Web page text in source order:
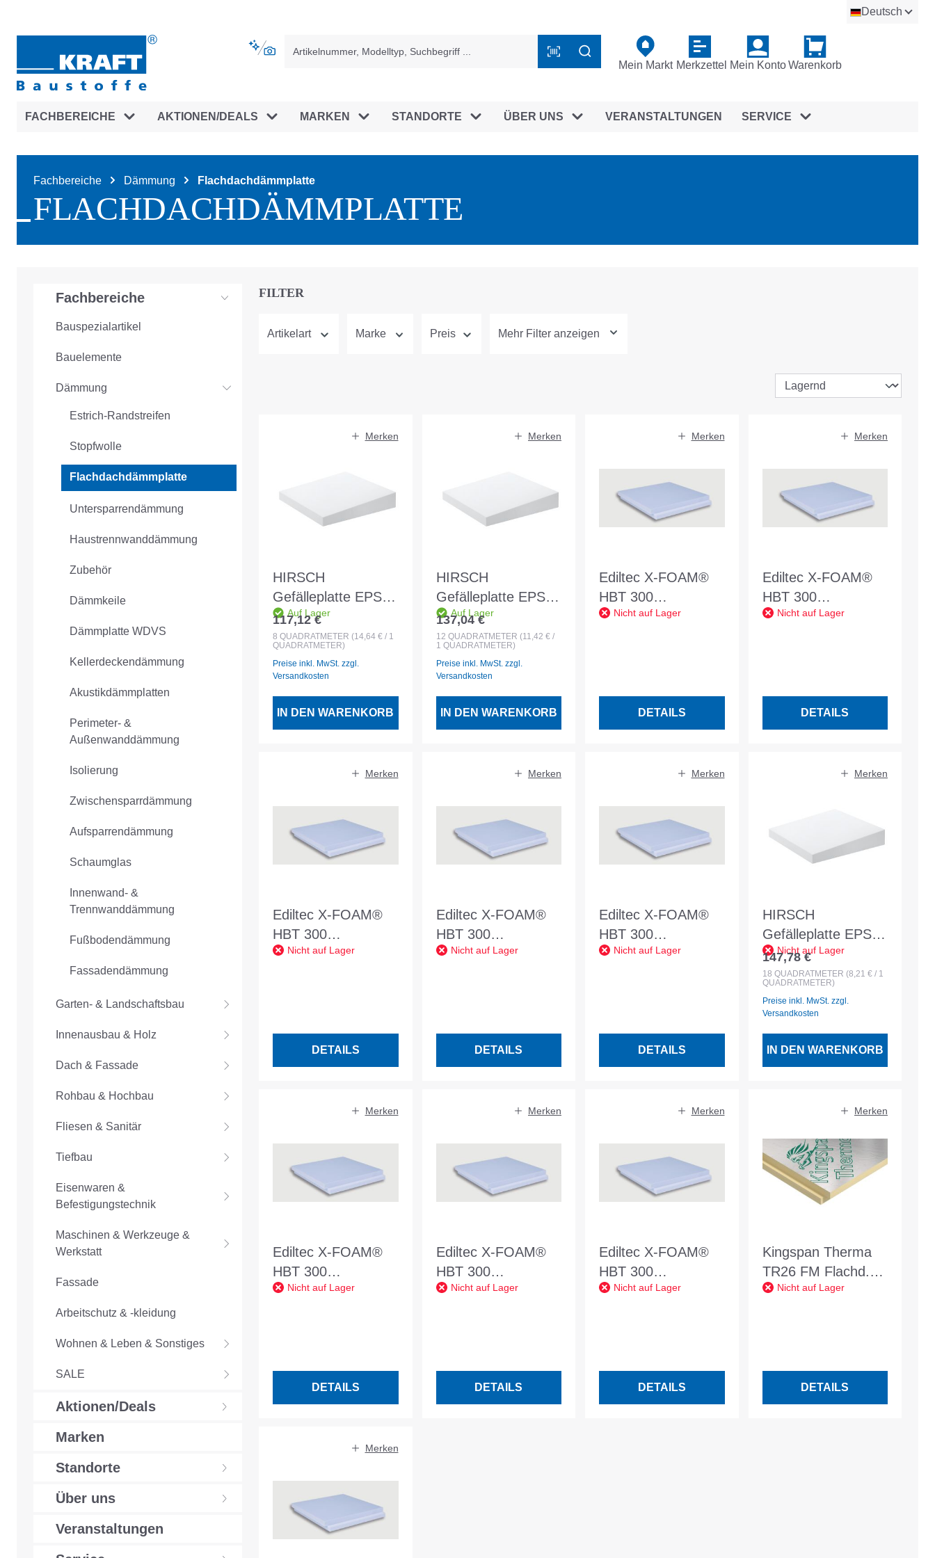
Deutsch
Mein Markt Merkzettel Mein KontoWarenkorb
FACHBEREICHE AKTIONEN/DEALS MARKEN STANDORTE ÜBER UNS VERANSTALTUNGEN SERVICE
Fachbereiche Dämmung Flachdachdämmplatte
FLACHDACHDÄMMPLATTE
Fachbereiche
Bauspezialartikel
Bauelemente
Dämmung
Estrich-Randstreifen
Stopfwolle
Flachdachdämmplatte
Untersparrendämmung
Haustrennwanddämmung
Zubehör
Dämmkeile
Dämmplatte WDVS
Kellerdeckendämmung
Akustikdämmplatten
Perimeter- &
Außenwanddämmung
Isolierung
Zwischensparrdämmung
Aufsparrendämmung
Schaumglas
Innenwand- &
Trennwanddämmung
Fußbodendämmung
Fassadendämmung
Garten- & Landschaftsbau
Innenausbau & Holz
Dach & Fassade
Rohbau & Hochbau
Fliesen & Sanitär
Tiefbau
Eisenwaren &
Befestigungstechnik
Maschinen & Werkzeuge &
Werkstatt
Fassade
Arbeitschutz & -kleidung
Wohnen & Leben & Sonstiges
SALE
Aktionen/Deals
Marken
Standorte
Über uns
Veranstaltungen
FILTER
Artikelart Marke Preis Mehr Filter anzeigen
Merken
HIRSCH
Gefälleplatte EPS
035 DAA dh
1000x1000x40-
Auf Lager
Regulärer Preis:
117,12 €
8 QUADRATMETER (14,64 € / 1
QUADRATMETER)
Preise inkl. MwSt. zzgl.
Versandkosten
IN DEN WARENKORB
Merken
HIRSCH
Gefälleplatte EPS
035 DAA dh
1000x1000x30-
Auf Lager
Regulärer Preis:
137,04 €
12 QUADRATMETER (11,42 € /
1 QUADRATMETER)
Preise inkl. MwSt. zzgl.
Versandkosten
IN DEN WARENKORB
Merken
Ediltec X-FOAM®
HBT 300
1250x600x120mm
Nicht auf Lager
DETAILS
Merken
Ediltec X-FOAM®
HBT 300
1250x600x140mm
Nicht auf Lager
DETAILS
Merken
Ediltec X-FOAM®
HBT 300
1250x600x50mm
Nicht auf Lager
DETAILS
Merken
Ediltec X-FOAM®
HBT 300
1250x600x60mm
Nicht auf Lager
DETAILS
Merken
Ediltec X-FOAM®
HBT 300
1250x600x80mm
Nicht auf Lager
DETAILS
Merken
HIRSCH
Gefälleplatte EPS
035 DAA dh
1000x1000x20-
Nicht auf Lager
Regulärer Preis:
147,78 €
18 QUADRATMETER (8,21 € / 1
QUADRATMETER)
Preise inkl. MwSt. zzgl.
Versandkosten
IN DEN WARENKORB
Merken
Ediltec X-FOAM®
HBT 300
1250x600x30mm
Nicht auf Lager
DETAILS
Merken
Ediltec X-FOAM®
HBT 300
1250x600x40mm
Nicht auf Lager
DETAILS
Merken
Ediltec X-FOAM®
HBT 300
1250x600x100mm
Nicht auf Lager
DETAILS
Merken
Kingspan Therma
TR26 FM Flachd.-
Dämmpl.
Nicht auf Lager
DETAILS
Merken